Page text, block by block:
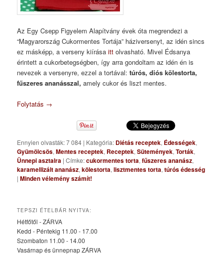
Az Egy Csepp Figyelem Alapítvány évek óta megrendezi a
“Magyarország Cukormentes Tortája” háziversenyt, az idén sincs
ez másképp, a verseny kiírása itt olvasható. Mivel Édsanya
érintett a cukorbetegségben, így arra gondoltam az idén én is
nevezek a versenyre, ezzel a tortával: túrós, diós kölestorta,
fűszeres ananásszal,amely cukor és liszt mentes.
Folytatás →
Ennyien olvasták: 7 084 | Kategória: Diétás receptek, Édességek,
Gyümölcsös,Mentes receptek, Receptek,Sütemények,Torták,
Ünnepi asztalra |Címke:cukormentes torta,fűszeres ananász,
karamellizált ananász,kölestorta,lisztmentes torta,túrós édesség
|Minden vélemény számít!
TEPSZI ÉTELBÁR NYITVA:
Hétfőtől - ZÁRVA
Kedd - Péntekig 11.00 - 17.00
Szombaton 11.00 - 14.00
Vasárnap és ünnepnap ZÁRVA